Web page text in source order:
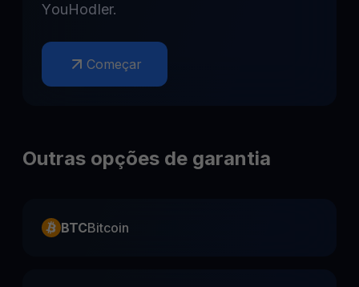
YouHodler.
Começar
Outras opções de garantia
BTCBitcoin